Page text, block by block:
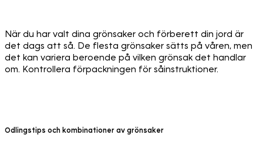
När du har valt dina grönsaker och förberett din jord är
det dags att så. De flesta grönsaker sätts på våren, men
det kan variera beroende på vilken grönsak det handlar
om. Kontrollera förpackningen för såinstruktioner.
Odlingstips och kombinationer av grönsaker